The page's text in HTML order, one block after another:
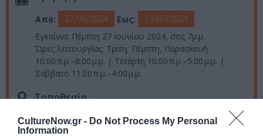
CultureNow.gr - Do Not Process My Personal
Information
Από: 27/06/2024 Εως:
13/07/2024
Εγκαίνια: Πέμπτη 27 Ιουνίου 2024, στις 7μ.μ.
Ώρες λειτουργίας: Τρίτη, Πέμπτη, Παρασκευή
10:00 π.μ.–8:00 μ.μ. | Τετάρτη 10:00 π.μ.–5:00 μ.μ. |
Σάββατο 11:00 π.μ.–4:00 μ.μ.
Τοποθεσία:
Thalia Gallery, Σκουφά 51, Αθήνα